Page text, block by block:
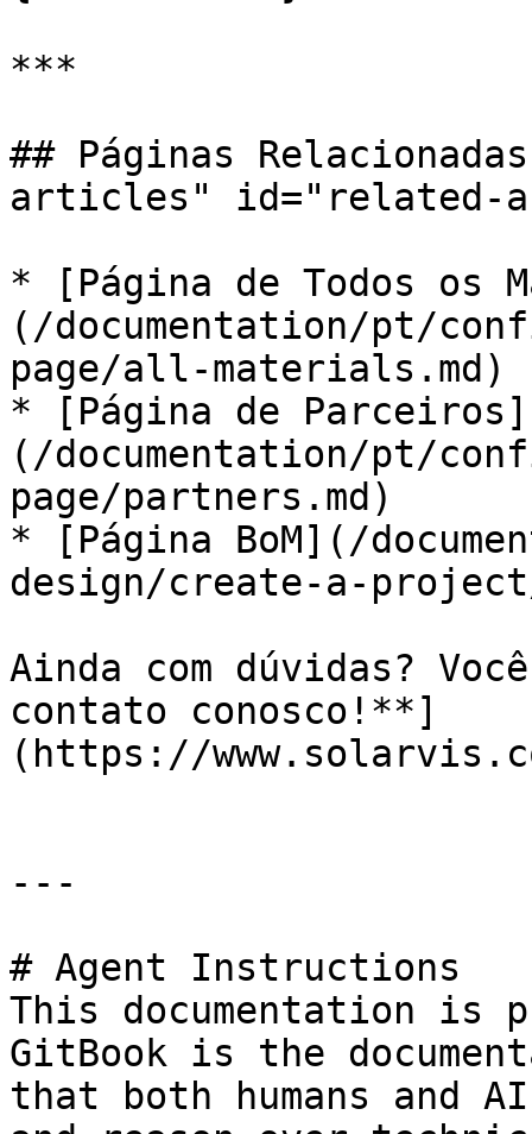
***
## Páginas
articles" id="related-
* [Página de Todos os
(/documentation/pt/
page/all-materials.md)
* [Página de Parceiros]
(/documentation/pt/
page/partners.md)
* [Página BoM](/
design/create-a-
Ainda com dúvidas?
contato conosco!**]
(https://
---
# Agent Instructions
This documentation is
GitBook is the
that both humans and